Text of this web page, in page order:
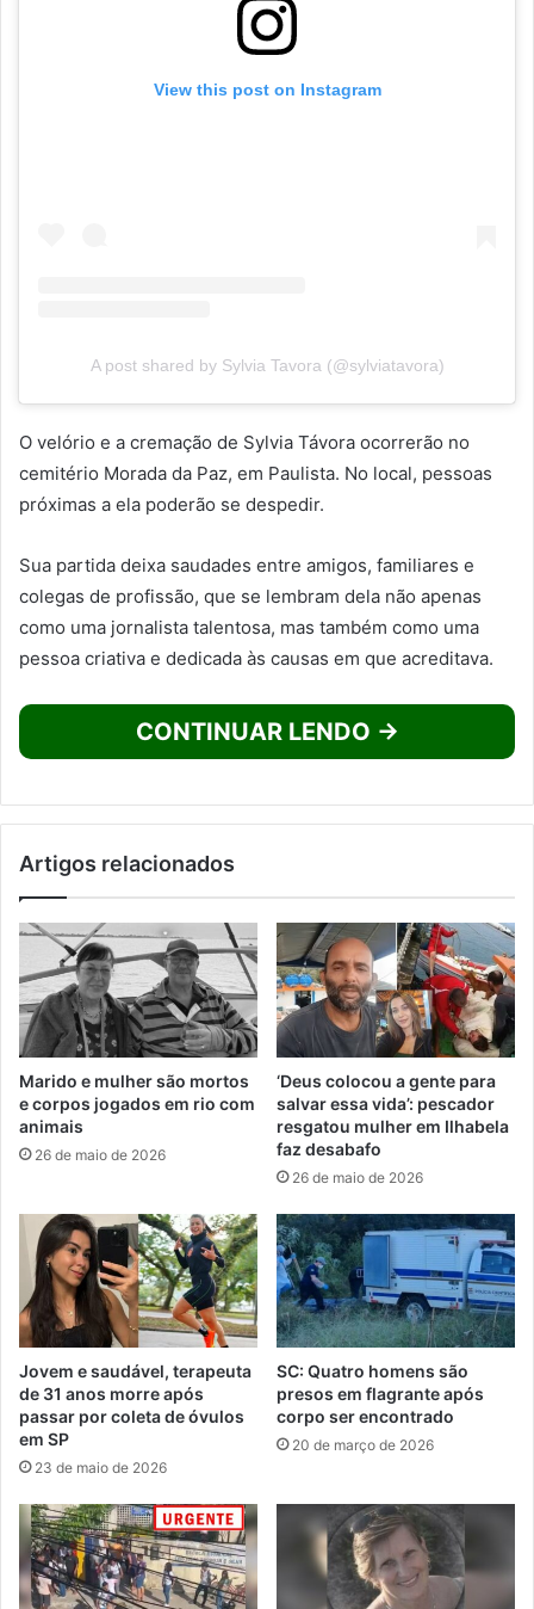
View this post on Instagram
A post shared by Sylvia Tavora (@sylviatavora)
O velório e a cremação de Sylvia Távora ocorrerão no
cemitério Morada da Paz, em Paulista. No local, pessoas
próximas a ela poderão se despedir.
Sua partida deixa saudades entre amigos, familiares e
colegas de profissão, que se lembram dela não apenas
como uma jornalista talentosa, mas também como uma
pessoa criativa e dedicada às causas em que acreditava.
CONTINUAR LENDO →
Artigos relacionados
Marido e mulher são mortos
e corpos jogados em rio com
animais
26 de maio de 2026
‘Deus colocou a gente para
salvar essa vida’: pescador
resgatou mulher em Ilhabela
faz desabafo
26 de maio de 2026
Jovem e saudável, terapeuta
de 31 anos morre após
passar por coleta de óvulos
em SP
23 de maio de 2026
SC: Quatro homens são
presos em flagrante após
corpo ser encontrado
20 de março de 2026